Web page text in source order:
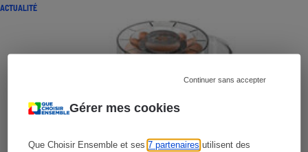
Gérer mes cookies
Que Choisir Ensemble et ses7 partenaires utilisent des
Continuer sans accepter
ACTUALITÉ